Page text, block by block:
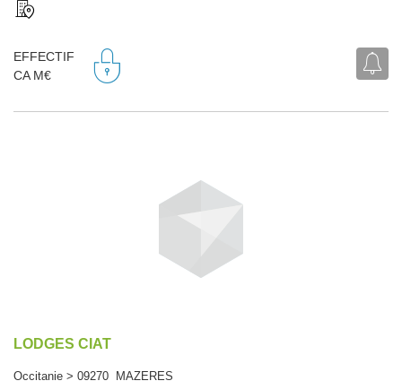
EFFECTIF
CA M€
LODGES CIAT
Occitanie > 09270 MAZERES